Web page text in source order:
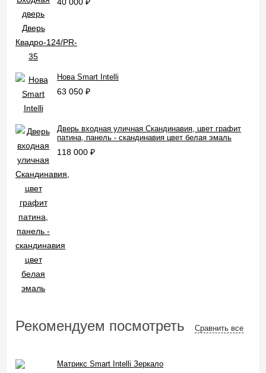
Нова Smart Intelli
63 050 ₽
Дверь входная уличная Скандинавия, цвет графит
патина, панель - скандинавия цвет белая эмаль
118 000 ₽
Рекомендуем посмотреть Сравнить все
Матрикс Smart Intelli Зеркало